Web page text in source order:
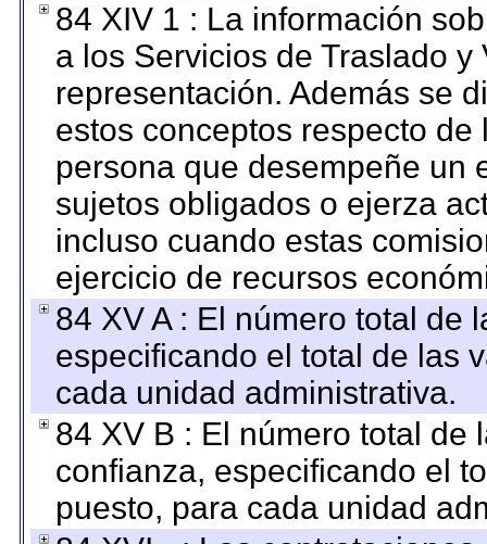
84 XIV 1 : La información
a los Servicios de Traslado
representación. Además se
estos conceptos respecto
persona que desempeñe un
sujetos obligados o ejerza
incluso cuando estas
ejercicio de recursos
84 XV A : El número total de
especificando el total de las
cada unidad administrativa.
84 XV B : El número total de
confianza, especificando el
puesto, para cada unidad